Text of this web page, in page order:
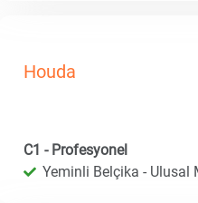
Houda
C1 - Profesyonel
Yeminli Belçika - Ulusal